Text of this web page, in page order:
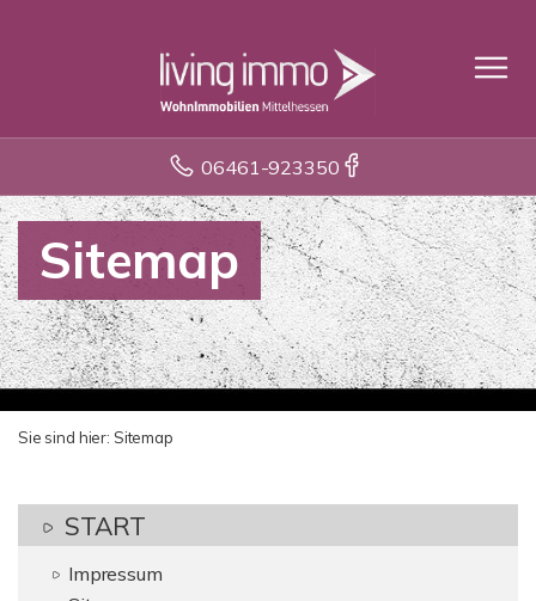
06461-923350
Sitemap
Sie sind hier: Sitemap
START
Impressum